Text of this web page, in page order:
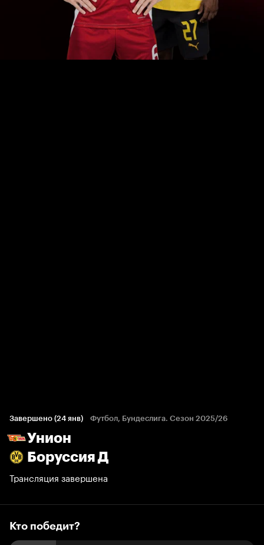
Завершено (24 янв) Футбол, Бундеслига. Сезон 2025/26
Унион
Боруссия Д
Трансляция завершена
19%
Кто победит?